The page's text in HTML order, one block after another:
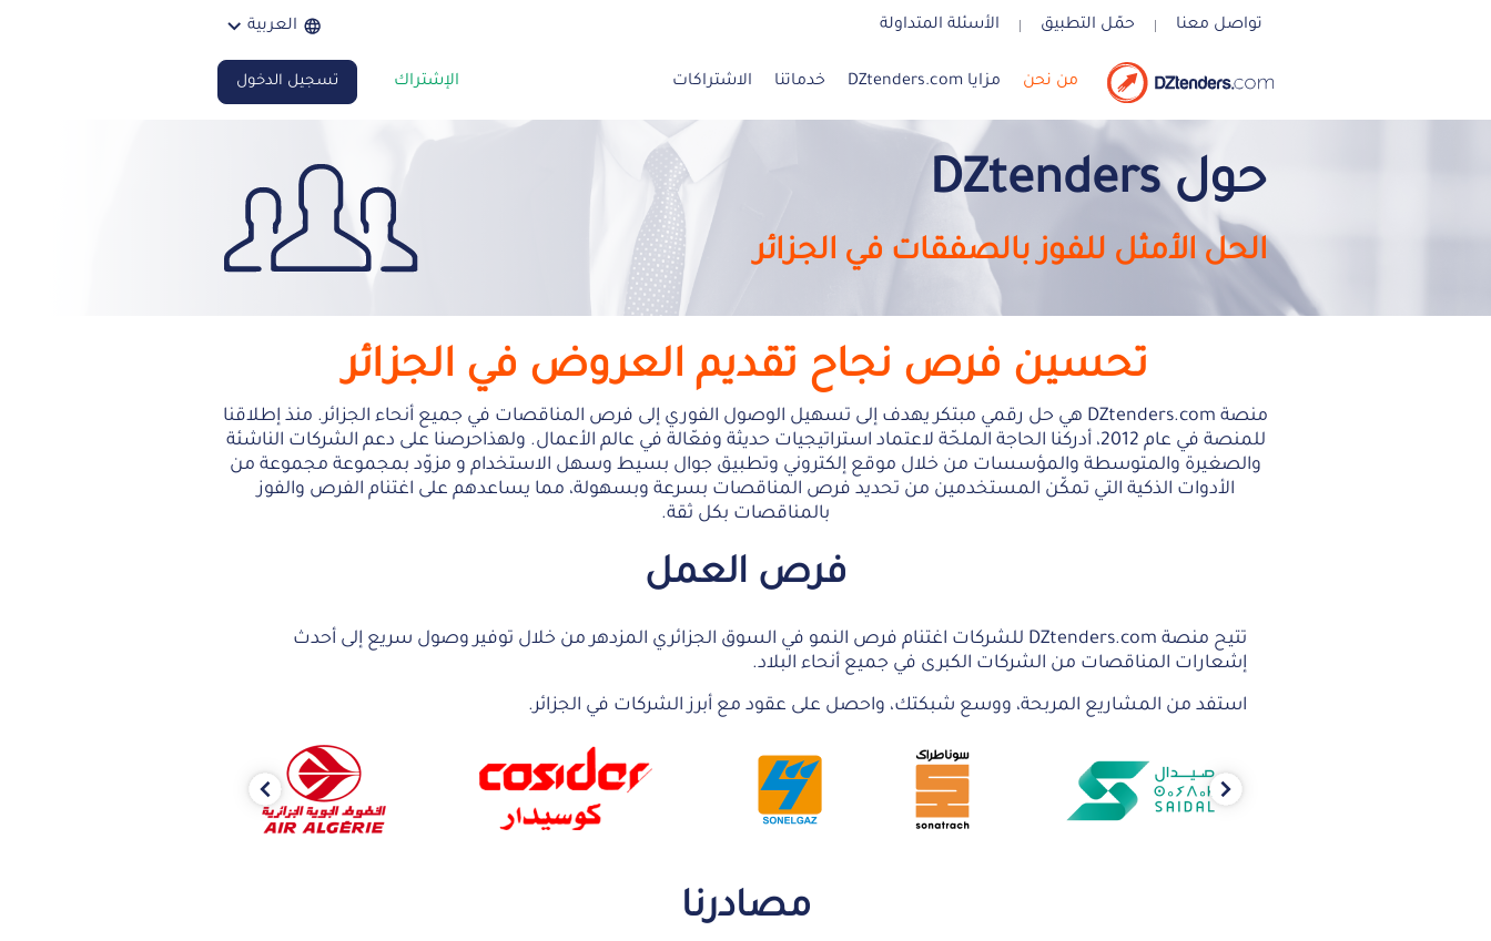
تواصل معنا حمّل التطبيق الأسئلة المتداولة العربية
من نحن مزايا DZtenders.com خدماتنا الاشتراكات الإشتراك تسجيل الدخول
حول DZtenders
الحل الأمثل للفوز بالصفقات في الجزائر
تحسين فرص نجاح تقديم العروض في الجزائر
منصة DZtenders.com هي حل رقمي مبتكر يهدف إلى تسهيل الوصول الفوري إلى فرص المناقصات في جميع أنحاء الجزائر. منذ إطلاقنا
للمنصة في عام 2012، أدركنا الحاجة الملحّة لاعتماد استراتيجيات حديثة وفعّالة في عالم الأعمال. ولهذاحرصنا على دعم الشركات الناشئة
والصغيرة والمتوسطة والمؤسسات من خلال موقع إلكتروني وتطبيق جوال بسيط وسهل الاستخدام و مزوّد بمجموعة مجموعة من
الأدوات الذكية التي تمكّن المستخدمين من تحديد فرص المناقصات بسرعة وبسهولة، مما يساعدهم على اغتنام الفرص والفوز
بالمناقصات بكل ثقة.
فرص العمل
تتيح منصة DZtenders.com للشركات اغتنام فرص النمو في السوق الجزائري المزدهر من خلال توفير وصول سريع إلى أحدث
إشعارات المناقصات من الشركات الكبرى في جميع أنحاء البلاد.
استفد من المشاريع المربحة، ووسع شبكتك، واحصل على عقود مع أبرز الشركات في الجزائر.
Previous Next
مصادرنا